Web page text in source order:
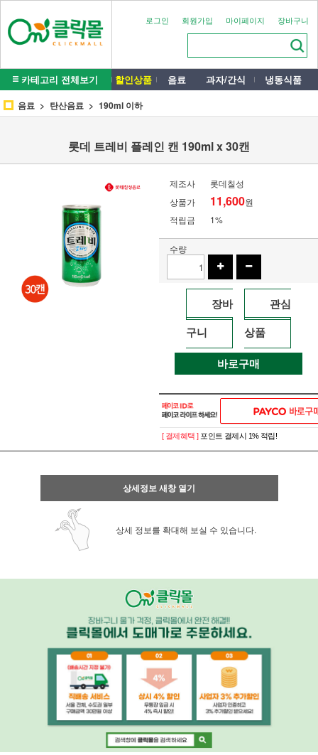
로그인 회원가입 마이페이지 장바구니
카테고리 전체보기 할인상품 음료 과자/간식 냉동식품
음료 탄산음료 190ml 이하
롯데 트레비 플레인 캔 190ml x 30캔
제조사
롯데칠성
상품가
11,600원
적립금
1%
수량
장바
구니
관심
상품
바로구매
[ 결제혜택 ] 포인트 결제시 1% 적립!
상세정보 새창 열기
상세 정보를 확대해 보실 수 있습니다.